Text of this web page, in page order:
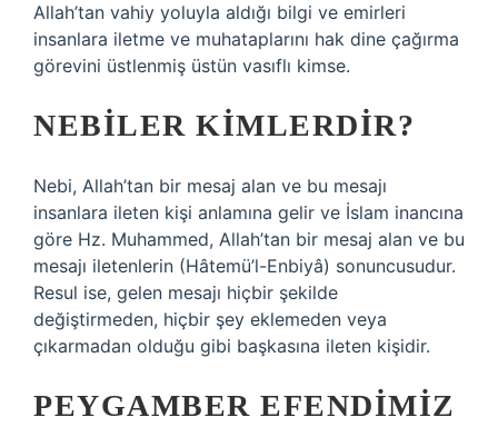
Allah’tan vahiy yoluyla aldığı bilgi ve emirleri
insanlara iletme ve muhataplarını hak dine çağırma
görevini üstlenmiş üstün vasıflı kimse.
NEBILER KIMLERDIR?
Nebi, Allah’tan bir mesaj alan ve bu mesajı
insanlara ileten kişi anlamına gelir ve İslam inancına
göre Hz. Muhammed, Allah’tan bir mesaj alan ve bu
mesajı iletenlerin (Hâtemü’l-Enbiyâ) sonuncusudur.
Resul ise, gelen mesajı hiçbir şekilde
değiştirmeden, hiçbir şey eklemeden veya
çıkarmadan olduğu gibi başkasına ileten kişidir.
PEYGAMBER EFENDIMIZ